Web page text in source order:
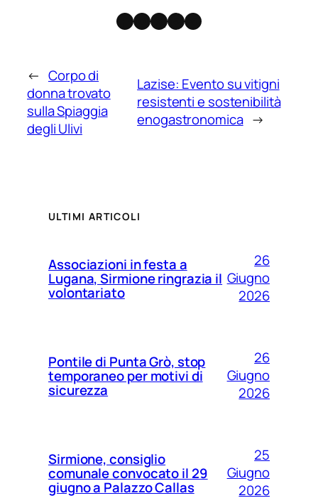
Facebook
Instagram
X Threads
Telegram
← Corpo di
donna trovato
sulla Spiaggia
degli Ulivi
Lazise: Evento su vitigni
resistenti e sostenibilità
enogastronomica →
ULTIMI ARTICOLI
Associazioni in festa a
Lugana, Sirmione ringrazia il
volontariato
26
Giugno
2026
Pontile di Punta Grò, stop
temporaneo per motivi di
sicurezza
26
Giugno
2026
Sirmione, consiglio
comunale convocato il 29
giugno a Palazzo Callas
25
Giugno
2026